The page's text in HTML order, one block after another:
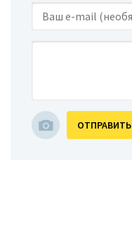
ОТПРАВИТЬ